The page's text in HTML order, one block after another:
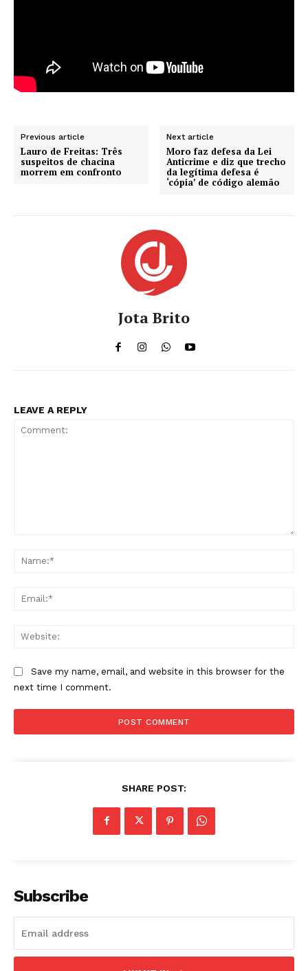
Previous article
Lauro de Freitas: Três
suspeitos de chacina
morrem em confronto
Next article
Moro faz defesa da Lei
Anticrime e diz que trecho
da legítima defesa é
‘cópia’ de código alemão
Jota Brito
LEAVE A REPLY
Save my name, email, and website in this browser for the
next time I comment.
SHARE POST:
Subscribe